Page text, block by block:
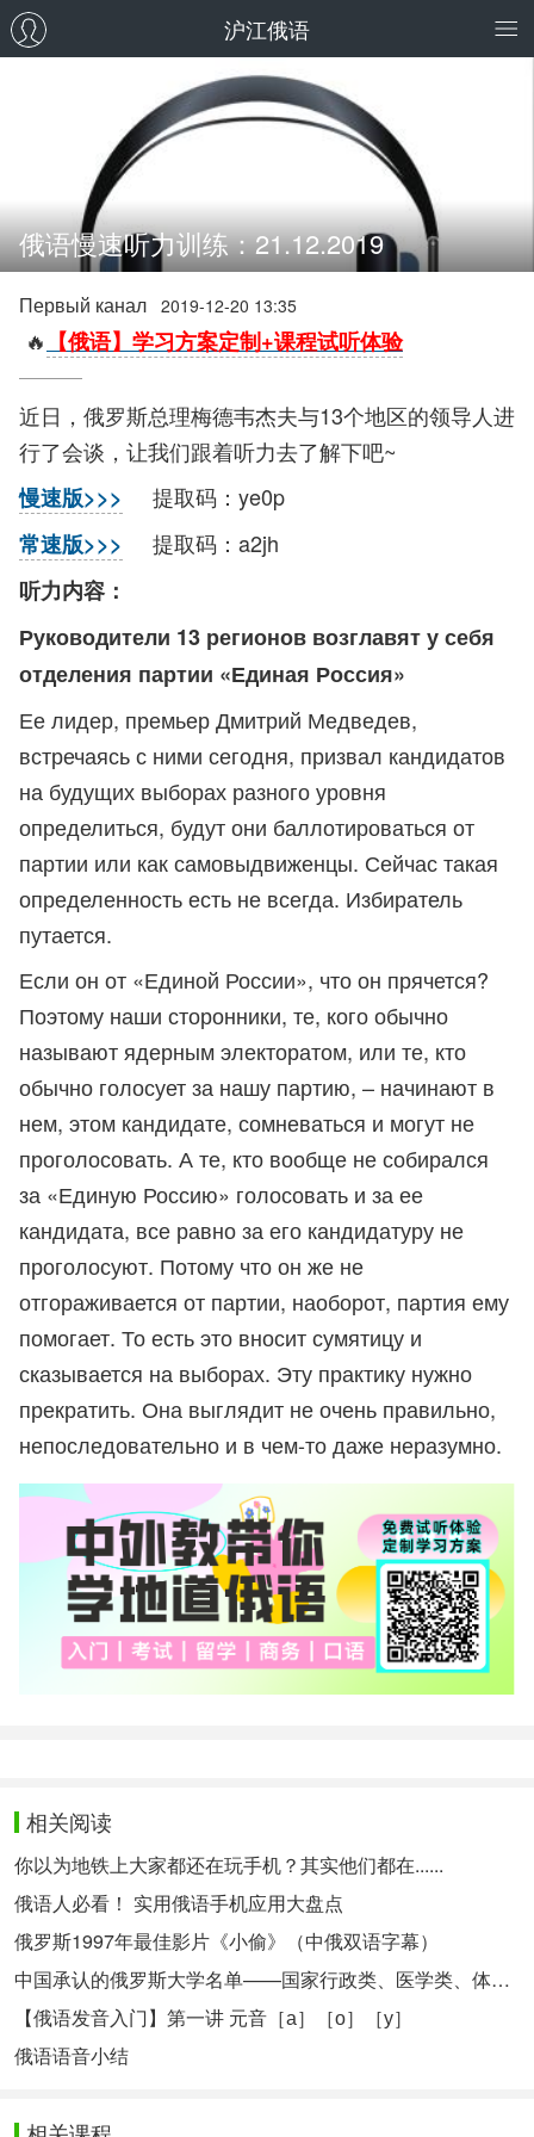
沪江俄语
俄语慢速听力训练：21.12.2019
Первый канал 2019-12-20 13:35
🔥 【俄语】学习方案定制+课程试听体验
近日，俄罗斯总理梅德韦杰夫与13个地区的领导人进
行了会谈，让我们跟着听力去了解下吧~
慢速版>>>
提取码：ye0p
常速版>>>
提取码：a2jh
听力内容：
Руководители 13 регионов возглавят у себя
отделения партии «Единая Россия»
Ее лидер, премьер Дмитрий Медведев,
встречаясь с ними сегодня, призвал кандидатов
на будущих выборах разного уровня
определиться, будут они баллотироваться от
партии или как самовыдвиженцы. Сейчас такая
определенность есть не всегда. Избиратель
путается.
Если он от «Единой России», что он прячется?
Поэтому наши сторонники, те, кого обычно
называют ядерным электоратом, или те, кто
обычно голосует за нашу партию, – начинают в
нем, этом кандидате, сомневаться и могут не
проголосовать. А те, кто вообще не собирался
за «Единую Россию» голосовать и за ее
кандидата, все равно за его кандидатуру не
проголосуют. Потому что он же не
отгораживается от партии, наоборот, партия ему
помогает. То есть это вносит сумятицу и
сказывается на выборах. Эту практику нужно
прекратить. Она выглядит не очень правильно,
непоследовательно и в чем-то даже неразумно.
相关阅读
你以为地铁上大家都还在玩手机？其实他们都在......
俄语人必看！ 实用俄语手机应用大盘点
俄罗斯1997年最佳影片《小偷》（中俄双语字幕）
中国承认的俄罗斯大学名单——国家行政类、医学类、体育类、农业类、建筑与艺术类
【俄语发音入门】第一讲 元音［а］［о］［у］
俄语语音小结